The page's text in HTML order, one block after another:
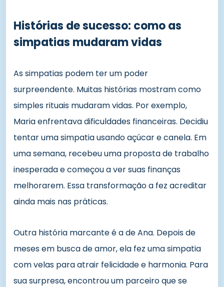
Histórias de sucesso: como as
simpatias mudaram vidas
As simpatias podem ter um poder
surpreendente. Muitas histórias mostram como
simples rituais mudaram vidas. Por exemplo,
Maria enfrentava dificuldades financeiras. Decidiu
tentar uma simpatia usando açúcar e canela. Em
uma semana, recebeu uma proposta de trabalho
inesperada e começou a ver suas finanças
melhorarem. Essa transformação a fez acreditar
ainda mais nas práticas.
Outra história marcante é a de Ana. Depois de
meses em busca de amor, ela fez uma simpatia
com velas para atrair felicidade e harmonia. Para
sua surpresa, encontrou um parceiro que se